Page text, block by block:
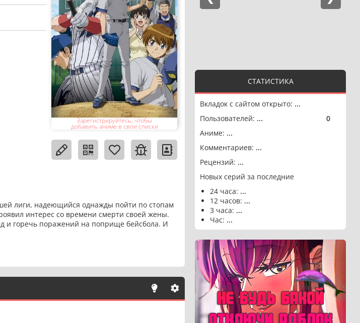
СТАТИСТИКА
Вкладок с сайтом открыто: ...
Пользователей: ... 0
Аниме: ...
Комментариев: ...
Рецензий: ...
Новых серий за последние
24 часа: ...
12 часов: ...
3 часа: ...
Час: ...
Зарегистрируйтесь, чтобы
добавить аниме в свои списки
лиги, надеющийся однажды пойти по стопам
интерес со времени смерти своей жены.
и горечь поражений на поприще бейсбола. И